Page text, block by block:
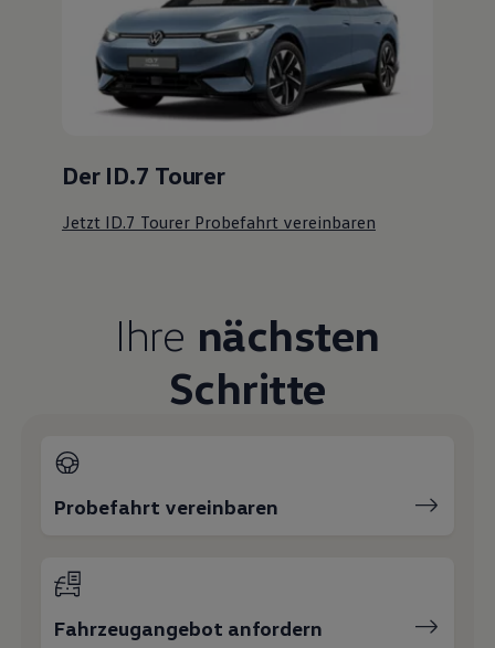
Der ID.7 Tourer
Jetzt ID.7 Tourer Probefahrt vereinbaren
Ihre nächsten
Schritte
Probefahrt vereinbaren
Fahrzeugangebot anfordern